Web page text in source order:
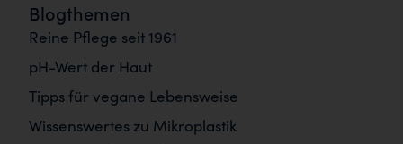
Blogthemen
Reine Pflege seit 1961
pH-Wert der Haut
Tipps für vegane Lebensweise
Wissenswertes zu Mikroplastik